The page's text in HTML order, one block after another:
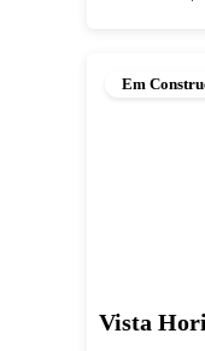
Em
Vista